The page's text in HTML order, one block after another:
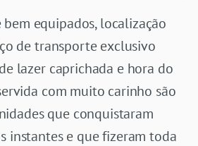
equipados, localização
de transporte exclusivo
lazer caprichada e hora do
com muito carinho são
que conquistaram
instantes e que fizeram toda